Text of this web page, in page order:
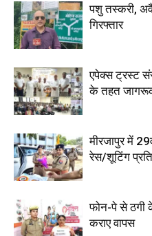
पशु तस्करी,
गिरफ्तार
एपेक्स ट्रस्ट
के तहत
मीरजापुर में
रेस/शूटिंग
फोन-पे से ठगी
कराए वापस